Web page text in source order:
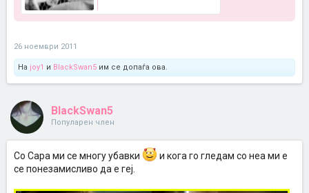
26 ноември 2011
На joy1 и BlackSwan5 им се допаѓа ова.
BlackSwan5
Популарен член
Со Сара ми се многу убавки
и кога го гледам со неа ми е
се понезамисливо да е геј.